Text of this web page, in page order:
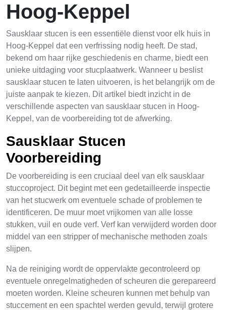
Hoog-Keppel
Sausklaar stucen is een essentiële dienst voor elk huis in
Hoog-Keppel dat een verfrissing nodig heeft. De stad,
bekend om haar rijke geschiedenis en charme, biedt een
unieke uitdaging voor stucplaatwerk. Wanneer u beslist
sausklaar stucen te laten uitvoeren, is het belangrijk om de
juiste aanpak te kiezen. Dit artikel biedt inzicht in de
verschillende aspecten van sausklaar stucen in Hoog-
Keppel, van de voorbereiding tot de afwerking.
Sausklaar Stucen
Voorbereiding
De voorbereiding is een cruciaal deel van elk sausklaar
stuccoproject. Dit begint met een gedetailleerde inspectie
van het stucwerk om eventuele schade of problemen te
identificeren. De muur moet vrijkomen van alle losse
stukken, vuil en oude verf. Verf kan verwijderd worden door
middel van een stripper of mechanische methoden zoals
slijpen.
Na de reiniging wordt de oppervlakte gecontroleerd op
eventuele onregelmatigheden of scheuren die gerepareerd
moeten worden. Kleine scheuren kunnen met behulp van
stuccement en een spachtel werden gevuld, terwijl grotere